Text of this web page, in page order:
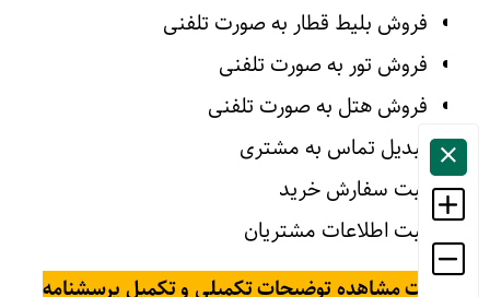
فروش بلیط قطار به صورت تلفنی
فروش تور به صورت تلفنی
فروش هتل به صورت تلفنی
تبدیل تماس به مشتری
ثبت سفارش خرید
ثبت اطلاعات مشتریان
جهت مشاهده توضیحات تکمیلی و تکمیل پرسشنامه